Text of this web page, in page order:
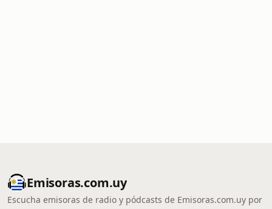
Emisoras.com.uy
Escucha emisoras de radio y pódcasts de Emisoras.com.uy por